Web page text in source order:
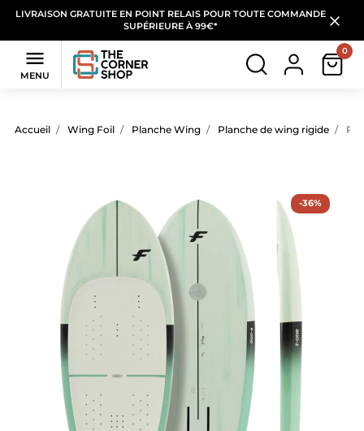
LIVRAISON GRATUITE EN POINT RELAIS POUR TOUTE COMMANDE
SUPÉRIEURE À 99€*

MENU
0
Accueil Wing Foil Planche Wing Planche de wing rigide
-36%